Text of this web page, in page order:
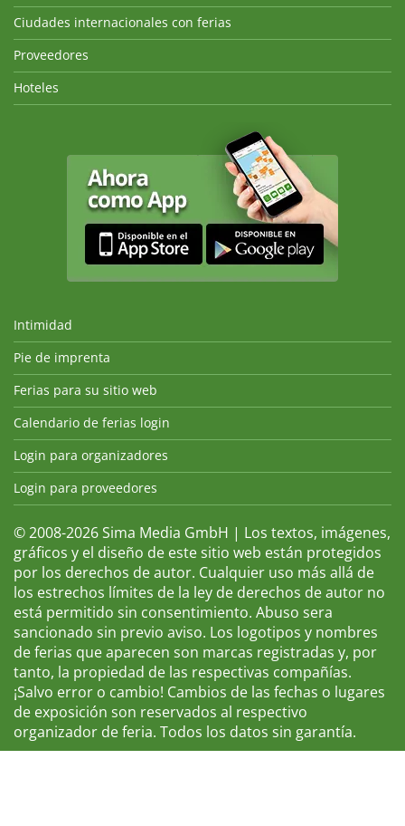
Ciudades internacionales con ferias
Proveedores
Hoteles
Intimidad
Pie de imprenta
Ferias para su sitio web
Calendario de ferias login
Login para organizadores
Login para proveedores
© 2008-2026 Sima Media GmbH | Los textos, imágenes,
gráficos y el diseño de este sitio web están protegidos
por los derechos de autor. Cualquier uso más allá de
los estrechos límites de la ley de derechos de autor no
está permitido sin consentimiento. Abuso sera
sancionado sin previo aviso. Los logotipos y nombres
de ferias que aparecen son marcas registradas y, por
tanto, la propiedad de las respectivas compañías.
¡Salvo error o cambio! Cambios de las fechas o lugares
de exposición son reservados al respectivo
organizador de feria. Todos los datos sin garantía.